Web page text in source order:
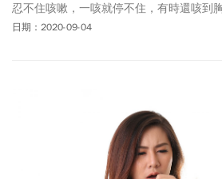
忍不住咳嗽，一咳就停不住，有時還咳到
然症狀反覆，讓她痛苦極了。
日期：2020-09-04